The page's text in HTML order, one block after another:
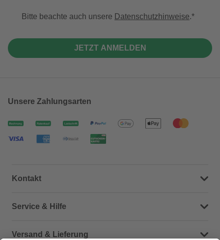
Bitte beachte auch unsere Datenschutzhinweise.
JETZT ANMELDEN
Unsere Zahlungsarten
Kontakt
Dein Kontakt zu uns
Service & Hilfe
Häufige Fragen (FAQ)
Versand & Lieferung